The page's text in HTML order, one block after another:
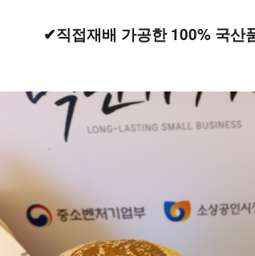
✔직접재배 가공한 100% 국